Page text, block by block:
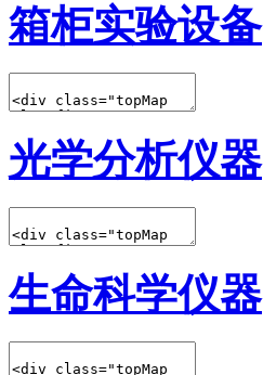
箱柜实验设备
光学分析仪器
生命科学仪器